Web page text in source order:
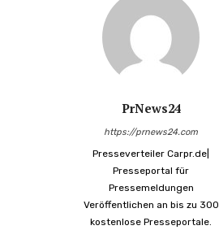
PrNews24
https://prnews24.com
Presseverteiler Carpr.de|
Presseportal für
Pressemeldungen
Veröffentlichen an bis zu 300
kostenlose Presseportale.